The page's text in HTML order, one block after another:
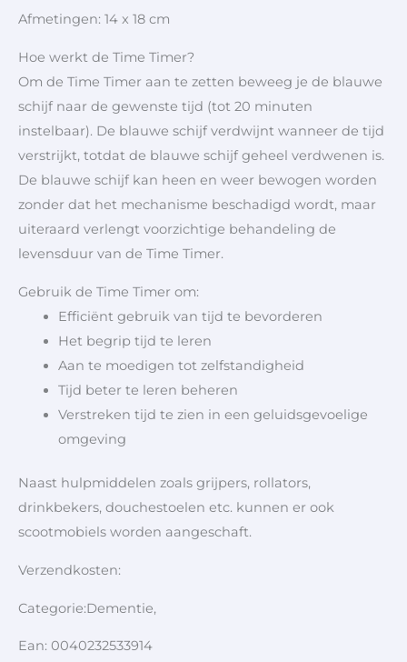
Afmetingen: 14 x 18 cm
Hoe werkt de Time Timer?
Om de Time Timer aan te zetten beweeg je de blauwe
schijf naar de gewenste tijd (tot 20 minuten
instelbaar). De blauwe schijf verdwijnt wanneer de tijd
verstrijkt, totdat de blauwe schijf geheel verdwenen is.
De blauwe schijf kan heen en weer bewogen worden
zonder dat het mechanisme beschadigd wordt, maar
uiteraard verlengt voorzichtige behandeling de
levensduur van de Time Timer.
Gebruik de Time Timer om:
Efficiënt gebruik van tijd te bevorderen
Het begrip tijd te leren
Aan te moedigen tot zelfstandigheid
Tijd beter te leren beheren
Verstreken tijd te zien in een geluidsgevoelige
omgeving
Naast hulpmiddelen zoals grijpers, rollators,
drinkbekers, douchestoelen etc. kunnen er ook
scootmobiels worden aangeschaft.
Verzendkosten:
Categorie:Dementie,
Ean: 0040232533914